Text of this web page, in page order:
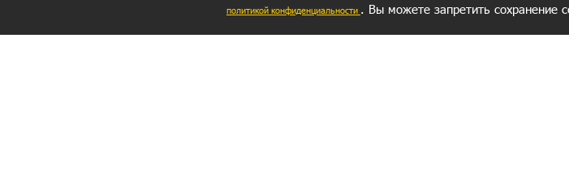
политикой конфиденциальности . Вы можете запретить сохранение